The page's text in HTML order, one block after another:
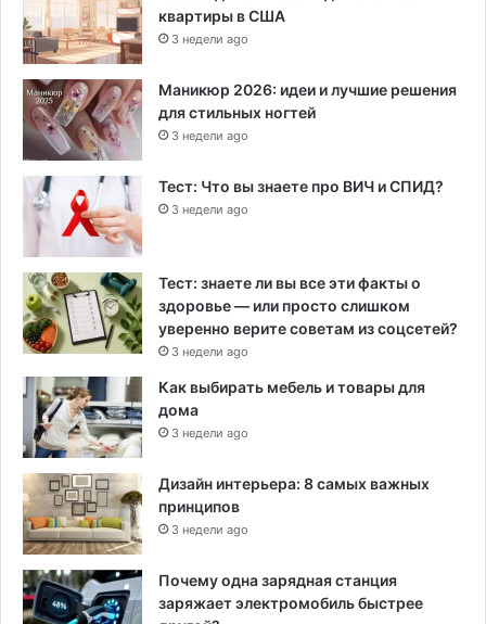
квартиры в США
3 недели ago
Маникюр 2026: идеи и лучшие решения
для стильных ногтей
3 недели ago
Тест: Что вы знаете про ВИЧ и СПИД?
3 недели ago
Тест: знаете ли вы все эти факты о
здоровье — или просто слишком
уверенно верите советам из соцсетей?
3 недели ago
Как выбирать мебель и товары для
дома
3 недели ago
Дизайн интерьера: 8 самых важных
принципов
3 недели ago
Почему одна зарядная станция
заряжает электромобиль быстрее